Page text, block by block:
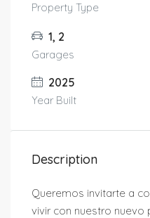
Property Type
1, 2
Garages
2025
Year Built
Description
Queremos invitarte a
vivir con nuestro nuevo